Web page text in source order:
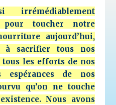
pour toucher notre
aujourd’hui,
à sacrifier tous nos
les efforts de nos
espérances de nos
qu’on ne touche
Nous avons